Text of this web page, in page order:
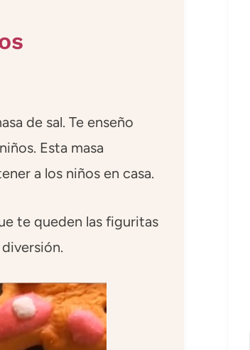
de sal. Te enseño
Esta masa
a los niños en casa.
te queden las figuritas